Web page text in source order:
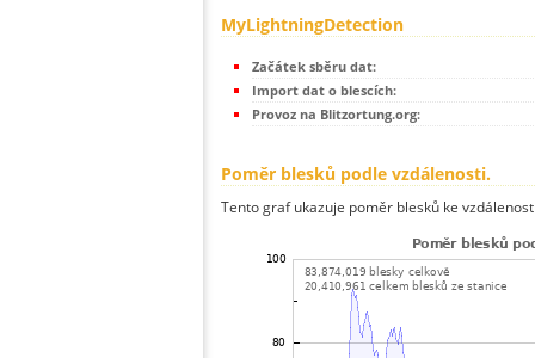
MyLightningDetection
Začátek sběru dat:
Import dat o blescích:
Provoz na Blitzortung.org:
Poměr blesků podle vzdálenosti.
Tento graf ukazuje poměr blesků ke